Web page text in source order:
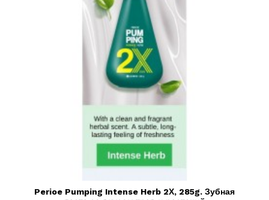
Perioe Pumping Intense Herb 2Х, 285g. Зубная